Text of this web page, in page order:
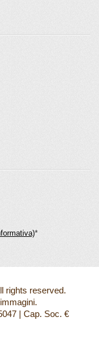
*
rights reserved.
| Cap. Soc. €